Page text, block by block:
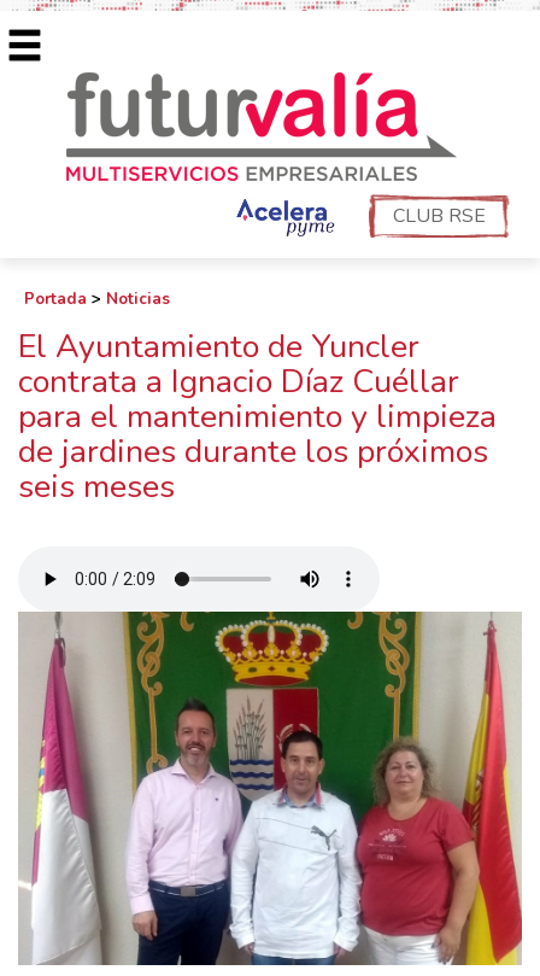
CLUB RSE
Portada > Noticias
El Ayuntamiento de Yuncler
contrata a Ignacio Díaz Cuéllar
para el mantenimiento y limpieza
de jardines durante los próximos
seis meses